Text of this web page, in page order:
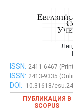
Евразийский
ISSN: 2411-6467
ISSN: 2413-9335
DOI:
10.31618/
ПУБЛИКАЦИЯ В
SCOPUS